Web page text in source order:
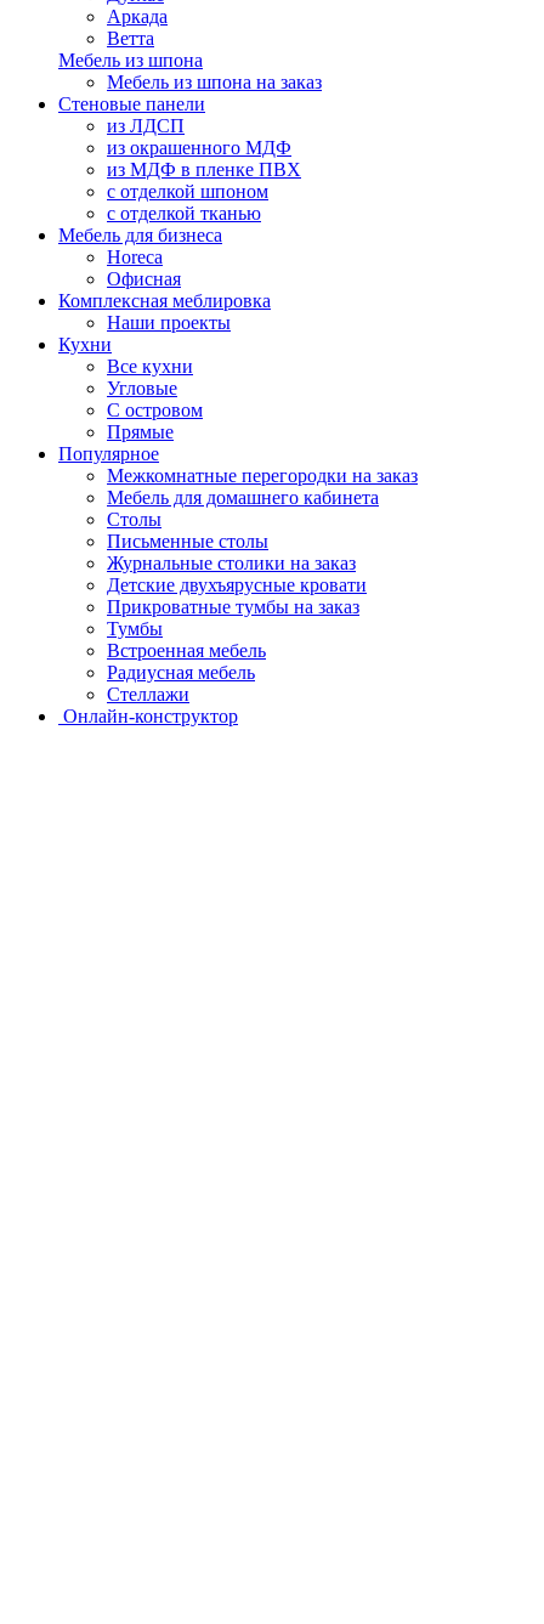
Аркада
Ветта
Мебель из шпона
Мебель из шпона на заказ
Стеновые панели
из ЛДСП
из окрашенного МДФ
из МДФ в пленке ПВХ
с отделкой шпоном
с отделкой тканью
Мебель для бизнеса
Horeca
Офисная
Комплексная меблировка
Наши проекты
Кухни
Все кухни
Угловые
С островом
Прямые
Популярное
Межкомнатные перегородки на заказ
Мебель для домашнего кабинета
Столы
Письменные столы
Журнальные столики на заказ
Детские двухъярусные кровати
Прикроватные тумбы на заказ
Тумбы
Встроенная мебель
Радиусная мебель
Стеллажи
Онлайн-конструктор